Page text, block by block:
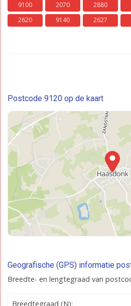
9100
2070 2880
2620
9140 2627
Postcode 9120 op de kaart
Geografische (GPS) informatie
Breedte- en lengtegraad van
Breedtegraad (N):